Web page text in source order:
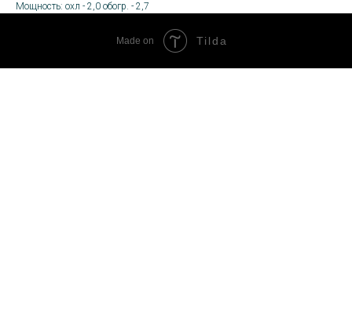
Мощность: охл - 2,0 обогр. - 2,7
Made on Tilda